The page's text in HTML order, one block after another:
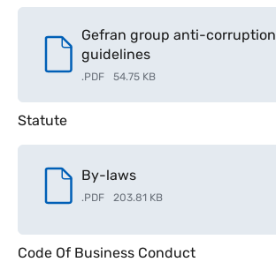
Gefran group anti-corruption
guidelines
.PDF 54.75 KB
Statute
By-laws
.PDF 203.81 KB
Code Of Business Conduct